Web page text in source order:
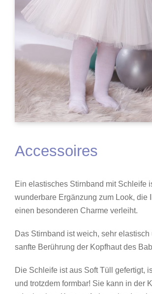
Accessoires
Ein elastisches Stirnband mit Schleife
wunderbare Ergänzung zum Look, die
einen besonderen Charme verleiht.
Das Stirnband ist weich, sehr
sanfte Berührung der Kopfhaut des
Die Schleife ist aus Soft Tüll gefertigt,
und trotzdem formbar! Sie kann in der